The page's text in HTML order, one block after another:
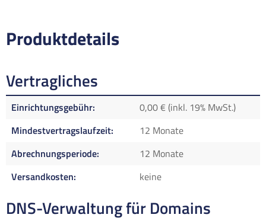
Produktdetails
Vertragliches
Einrichtungsgebühr
0,00 € (inkl. 19% MwSt.)
Mindestvertragslaufzeit
12 Monate
Abrechnungsperiode
12 Monate
Versandkosten
keine
DNS-Verwaltung für Domains